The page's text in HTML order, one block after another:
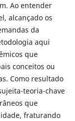
Ao entender
alcançado os
da
aqui
que
conceitos ou
Como resultado
teoria-chave
que
fraturando